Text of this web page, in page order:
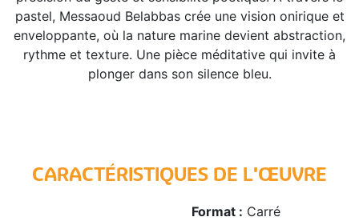
pastel, Messaoud Belabbas crée une vision onirique et
enveloppante, où la nature marine devient abstraction,
rythme et texture. Une pièce méditative qui invite à
plonger dans son silence bleu.
CARACTÉRISTIQUES DE L'ŒUVRE
Format : Carré